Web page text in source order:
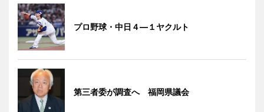
プロ野球・中日４―１ヤクルト
第三者委が調査へ 福岡県議会